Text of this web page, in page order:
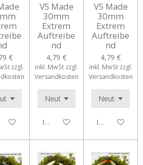
€
zzgl.
Warenkorb
VS Made
30mm
Extrem
Auftreibe
nd
4,79 €
inkl. MwSt zzgl.
Versandkosten
In den Warenkorb
VS Made
30mm
Extrem
Auftreibe
nd
4,79 €
inkl. MwSt zzgl.
Versandkosten
In den